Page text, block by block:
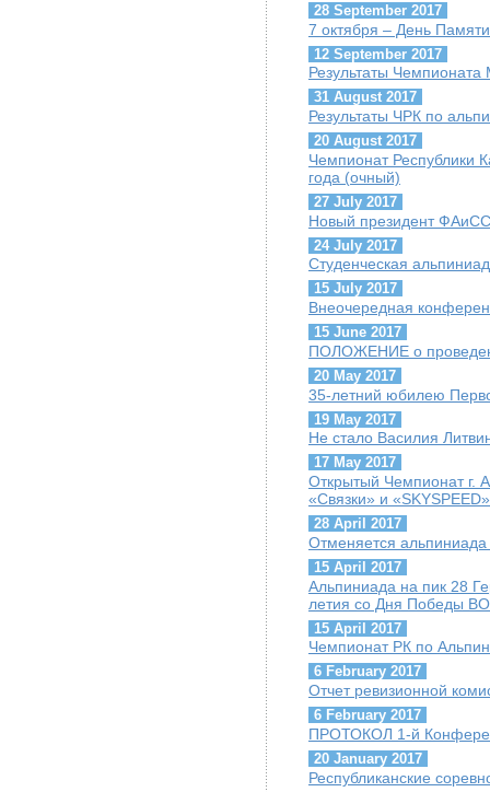
28 September 2017
7 октября – День
12 September 2017
Результаты
31 August 2017
Результаты ЧРК по
20 August 2017
Чемпионат Республики
года (очный)
27 July 2017
Новый президент
24 July 2017
Студенческая
15 July 2017
Внеочередная
15 June 2017
ПОЛОЖЕНИЕ о
20 May 2017
35-летний юбилею
19 May 2017
Не стало Василия
17 May 2017
Открытый Чемпионат г.
«Связки» и «SKYSPEED»
28 April 2017
Отменяется
15 April 2017
Альпиниада на пик 28
летия со Дня Победы
15 April 2017
Чемпионат РК по
6 February 2017
Отчет ревизионной
6 February 2017
ПРОТОКОЛ 1-й
20 January 2017
Республиканские